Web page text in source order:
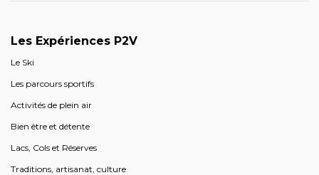
Les Expériences P2V
Le Ski
Les parcours sportifs
Activités de plein air
Bien être et détente
Lacs, Cols et Réserves
Traditions, artisanat, culture